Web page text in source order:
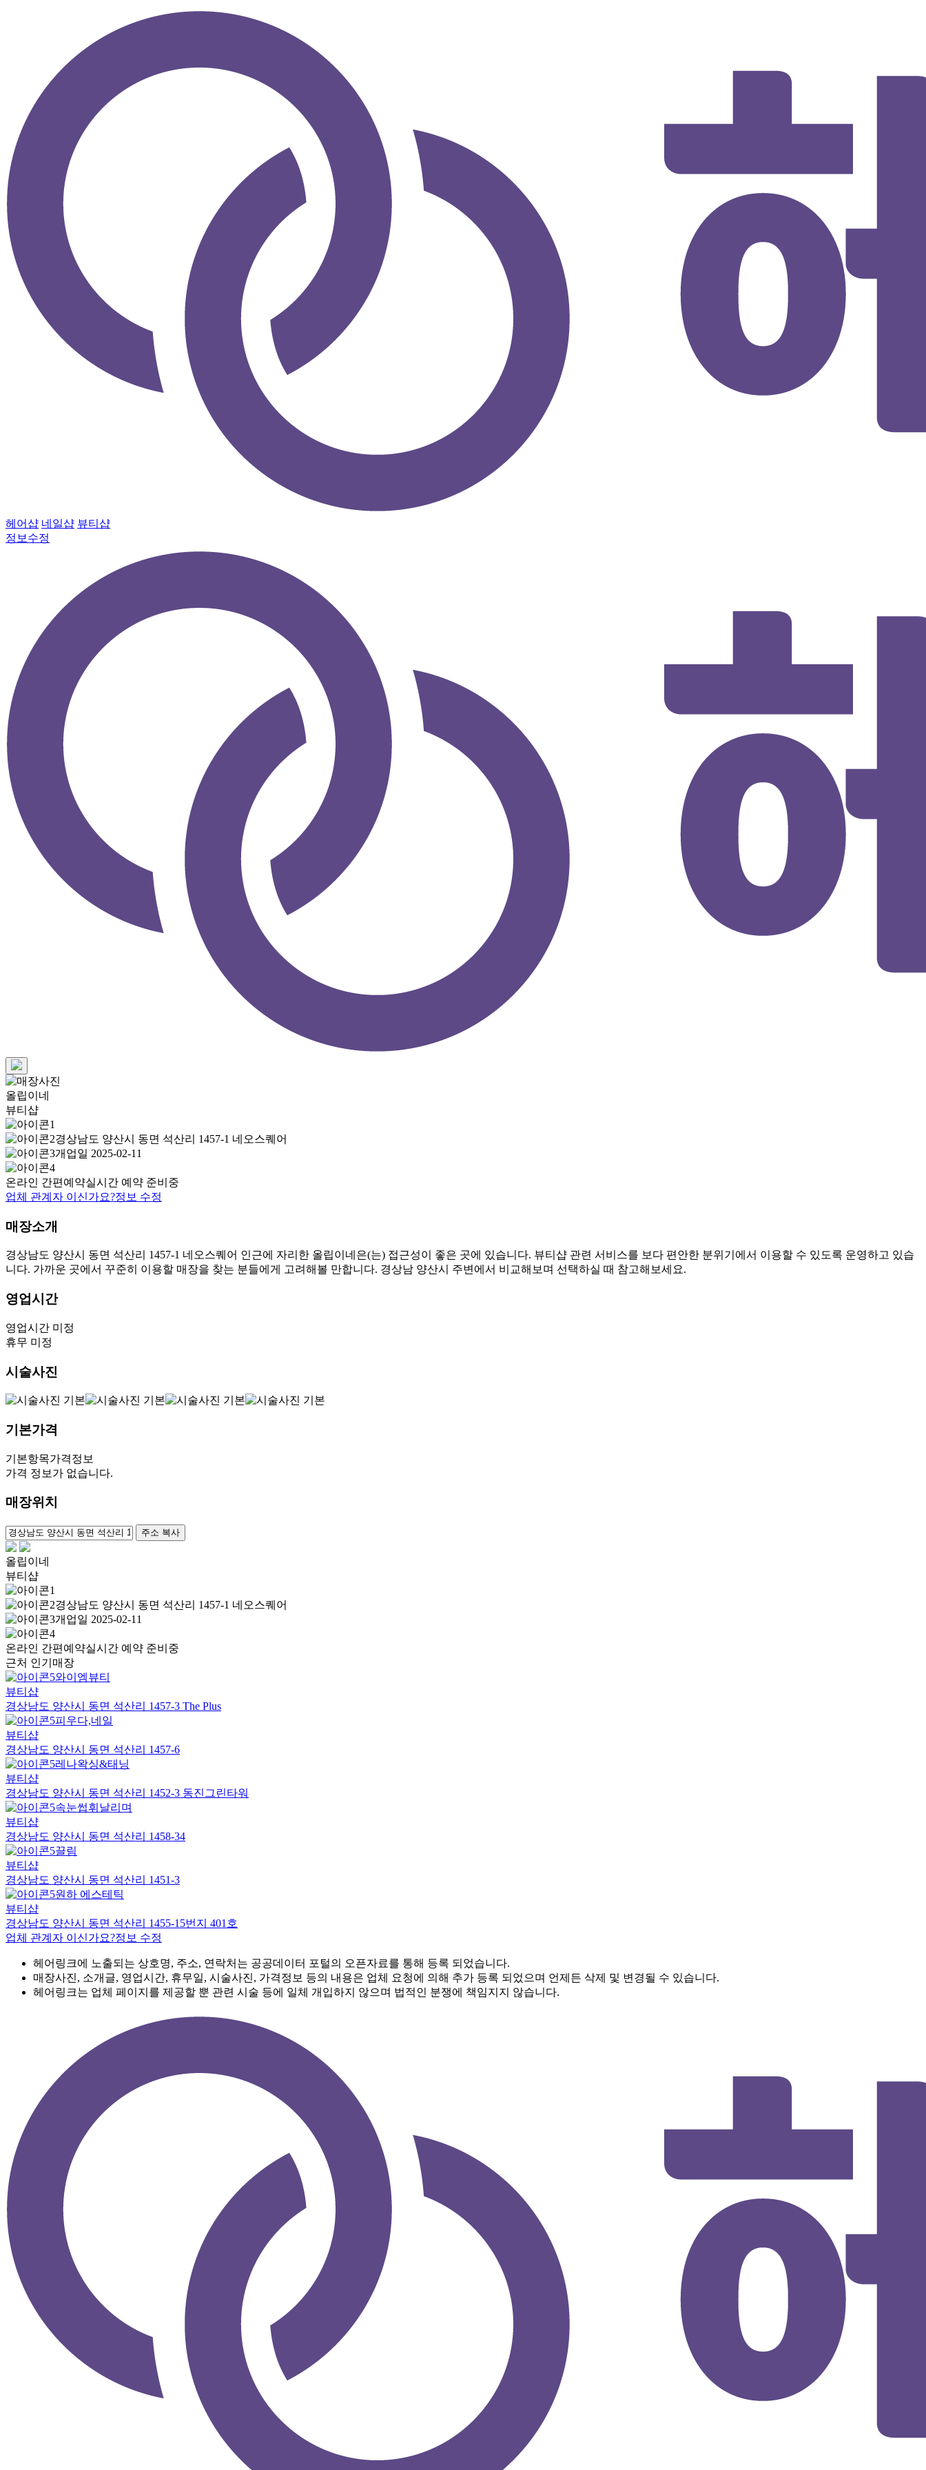
헤어샵 네일샵 뷰티샵
정보수정
올립이네
뷰티샵
경상남도 양산시 동면 석산리 1457-1 네오스퀘어
개업일 2025-02-11
온라인 간편예약실시간 예약 준비중
업체 관계자 이신가요?정보 수정
매장소개
경상남도 양산시 동면 석산리 1457-1 네오스퀘어 인근에 자리한 올립이네은(는) 접근성이 좋은 곳에 있습니다. 뷰티샵 관련 서비스를 보다 편안한 분위기에서 이용할 수 있도록 운영하고 있습
니다. 가까운 곳에서 꾸준히 이용할 매장을 찾는 분들에게 고려해볼 만합니다. 경상남 양산시 주변에서 비교해보며 선택하실 때 참고해보세요.
영업시간
영업시간 미정
휴무 미정
시술사진
기본가격
기본항목가격정보
가격 정보가 없습니다.
매장위치
주소 복사
올립이네
뷰티샵
경상남도 양산시 동면 석산리 1457-1 네오스퀘어
개업일 2025-02-11
온라인 간편예약실시간 예약 준비중
근처 인기매장
와이엠뷰티
뷰티샵
경상남도 양산시 동면 석산리 1457-3 The Plus
피우다,네일
뷰티샵
경상남도 양산시 동면 석산리 1457-6
레나왁싱&태닝
뷰티샵
경상남도 양산시 동면 석산리 1452-3 동진그린타워
속눈썹휘날리며
뷰티샵
경상남도 양산시 동면 석산리 1458-34
끌림
뷰티샵
경상남도 양산시 동면 석산리 1451-3
원하 에스테틱
뷰티샵
경상남도 양산시 동면 석산리 1455-15번지 401호
업체 관계자 이신가요?정보 수정
헤어링크에 노출되는 상호명, 주소, 연락처는 공공데이터 포털의 오픈자료를 통해 등록 되었습니다.
매장사진, 소개글, 영업시간, 휴무일, 시술사진, 가격정보 등의 내용은 업체 요청에 의해 추가 등록 되었으며 언제든 삭제 및 변경될 수 있습니다.
헤어링크는 업체 페이지를 제공할 뿐 관련 시술 등에 일체 개입하지 않으며 법적인 분쟁에 책임지지 않습니다.